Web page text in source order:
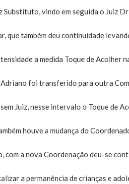
Substituto, vindo em seguida o Juiz
que também deu continuidade
a medida Toque de Acolher
Adriano foi transferido para outra
Juiz, nesse intervalo o Toque de
houve a mudança do
com a nova Coordenação deu-se
a permanência de crianças e